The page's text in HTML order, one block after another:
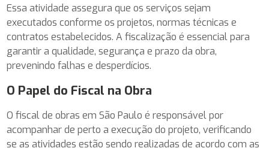
Essa atividade assegura que os serviços sejam
executados conforme os projetos, normas técnicas e
contratos estabelecidos. A fiscalização é essencial para
garantir a qualidade, segurança e prazo da obra,
prevenindo falhas e desperdícios.
O Papel do Fiscal na Obra
O fiscal de obras em São Paulo é responsável por
acompanhar de perto a execução do projeto, verificando
se as atividades estão sendo realizadas de acordo com as